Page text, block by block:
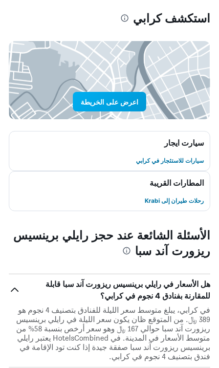
استكشف كرابي
اعرض على الخريطة
سيارت ايجار
سيارات للاستئجار في كرابي
المطارات القريبة
رحلات طيران إلى Krabi
الأسئلة الشائعة عند حجز رايلي برينسيس
ريزورت آند سبا
هل الأسعار في رايلي برينسيس ريزورت آند سبا قابلة
للمقارنة بفنادق 4 نجوم في كرابي؟
في كرابي، يبلغ متوسط ​​سعر الليلة للفنادق بتصنيف 4 نجوم هو
389 ﷼. من المتوقع ظان يكون سعر الليلة في رايلي برينسيس
ريزورت آند سبا حوالي 167 ﷼ وهو سعر أرخص بنسبة 58% من
متوسط الأسعار في المدينة. في HotelsCombined يعتبر رايلي
برينسيس ريزورت آند سبا صفقة جيدة إذا كنت تود الإقامة في
فندق بتصنيف 4 نجوم في كرابي.